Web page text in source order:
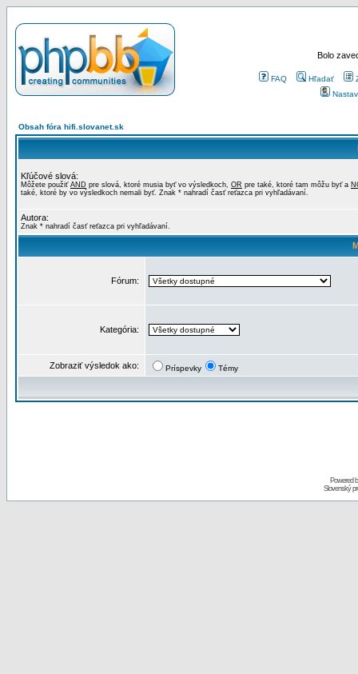
Bolo
FAQ Hľadať
Obsah fóra hifi.slovanet.sk
Kľúčové slová:
Môžete použiť AND pre slová, ktoré musia byť vo výsledkoch, OR pre také, ktoré tam môžu byť a
také, ktoré by vo výsledkoch nemali byť. Znak * nahradí časť reťazca pri vyhľadávaní.
Autora:
Znak * nahradí časť reťazca pri vyhľadávaní.
Fórum:
Kategória:
Zobraziť výsledok ako: Príspevky Témy
Powered
Slovenský